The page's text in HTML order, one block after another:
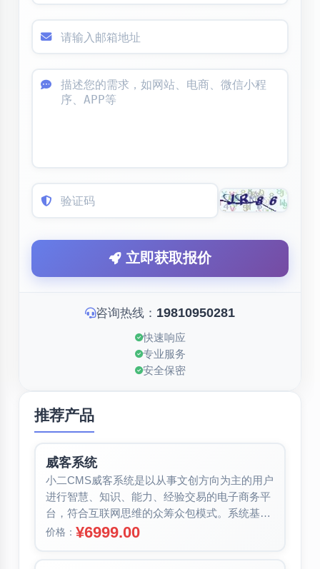
立即获取报价
咨询热线： 19810950281
快速响应
专业服务
安全保密
推荐产品
威客系统
小二CMS威客系统是以从事文创方向为主的用户
进行智慧、知识、能力、经验交易的电子商务平
台，符合互联网思维的众筹众包模式。系统基于
PHP MYSQL为核心开发，是...
价格： ¥6999.00